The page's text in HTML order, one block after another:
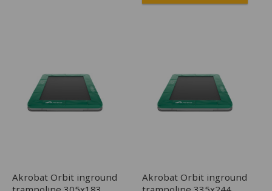
Akrobat Orbit inground
Akrobat Orbit inground